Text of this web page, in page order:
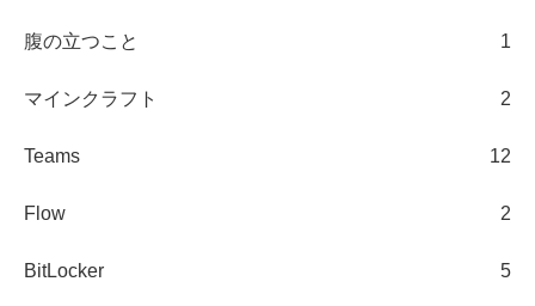
腹の立つこと 1
マインクラフト 2
Teams 12
Flow 2
BitLocker 5